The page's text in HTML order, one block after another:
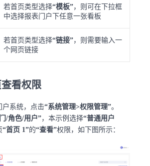
若首页类型选择“模板”，则可在下拉框
中选择报表门户下任意一张看板
若首页类型选择“链接”，则需要输入一
个网页链接
看权限
户系统，点击“系统管理>权限管理”。
/角色/用户”，本示例选择“普通用户
“首页 1”的“查看”权限，如下图所示：